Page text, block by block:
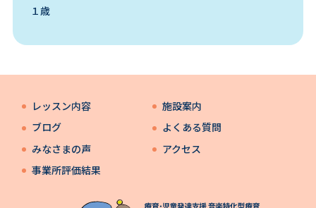
１歳
レッスン内容
施設案内
ブログ
よくある質問
みなさまの声
アクセス
事業所評価結果